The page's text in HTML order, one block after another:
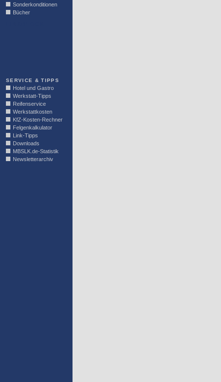
Sonderkonditionen
Bücher
SERVICE & TIPPS
Hotel und Gastro
Werkstatt-Tipps
Reifenservice
Werkstattkosten
KfZ-Kosten-Rechner
Felgenkalkulator
Link-Tipps
Downloads
MBSLK.de-Statistik
Newsletterarchiv